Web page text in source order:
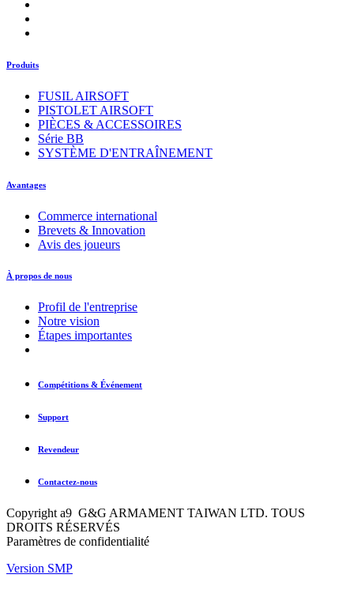
Produits
FUSIL AIRSOFT
PISTOLET AIRSOFT
PIÈCES & ACCESSOIRES
Série BB
SYSTÈME D'ENTRAÎNEMENT
Avantages
Commerce international
Brevets & Innovation
Avis des joueurs
À propos de nous
Profil de l'entreprise
Notre vision
Étapes importantes
Compétitions & Événement
Support
Revendeur
Contactez-nous
Copyright a9 G&G ARMAMENT TAIWAN LTD. TOUS
DROITS RÉSERVÉS
Paramètres de confidentialité
Version SMP